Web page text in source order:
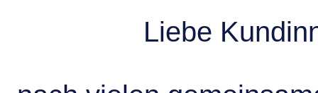
Liebe